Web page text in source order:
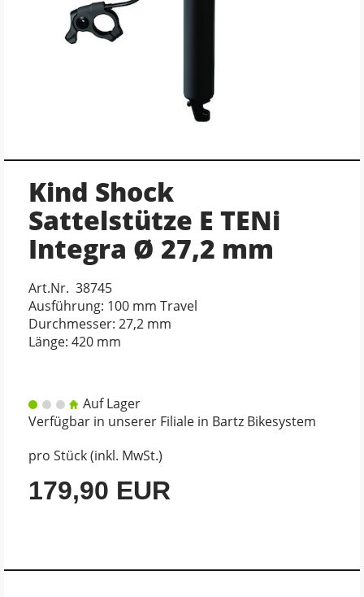
Kind Shock
Sattelstütze E TENi
Integra Ø 27,2 mm
Art.Nr. 38745
Ausführung: 100 mm Travel
Durchmesser: 27,2 mm
Länge: 420 mm
Auf Lager
Verfügbar in unserer Filiale in Bartz Bikesystem
pro Stück (inkl. MwSt.)
179,90 EUR